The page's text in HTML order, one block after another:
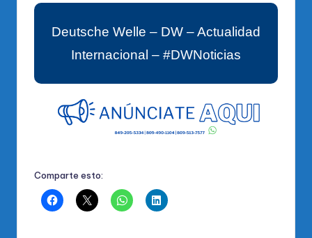
Deutsche Welle – DW – Actualidad
Internacional – #DWNoticias
Comparte esto: